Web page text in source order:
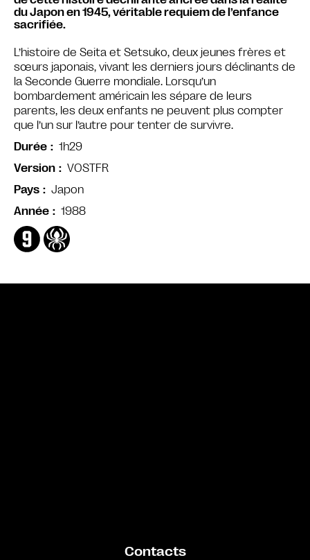
du Japon en 1945, véritable requiem de l’enfance
sacrifiée.
L’histoire de Seita et Setsuko, deux jeunes frères et
sœurs japonais, vivant les derniers jours déclinants de
la Seconde Guerre mondiale. Lorsqu’un
bombardement américain les sépare de leurs
parents, les deux enfants ne peuvent plus compter
que l’un sur l’autre pour tenter de survivre.
Durée
1h29
Version
VOSTFR
Pays
Japon
Année
1988
Contacts